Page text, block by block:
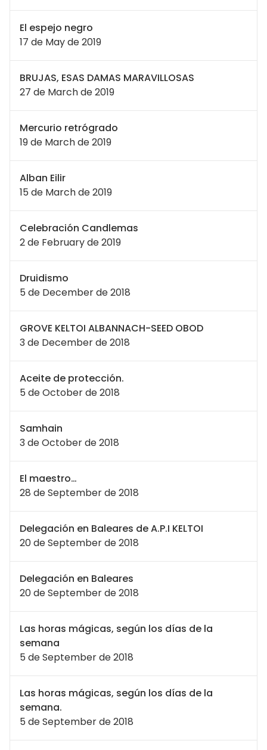
El espejo negro
17 de May de 2019
BRUJAS, ESAS DAMAS MARAVILLOSAS
27 de March de 2019
Mercurio retrógrado
19 de March de 2019
Alban Eilir
15 de March de 2019
Celebración Candlemas
2 de February de 2019
Druidismo
5 de December de 2018
GROVE KELTOI ALBANNACH-SEED OBOD
3 de December de 2018
Aceite de protección.
5 de October de 2018
Samhain
3 de October de 2018
El maestro…
28 de September de 2018
Delegación en Baleares de A.P.I KELTOI
20 de September de 2018
Delegación en Baleares
20 de September de 2018
Las horas mágicas, según los días de la
semana
5 de September de 2018
Las horas mágicas, según los días de la
semana.
5 de September de 2018